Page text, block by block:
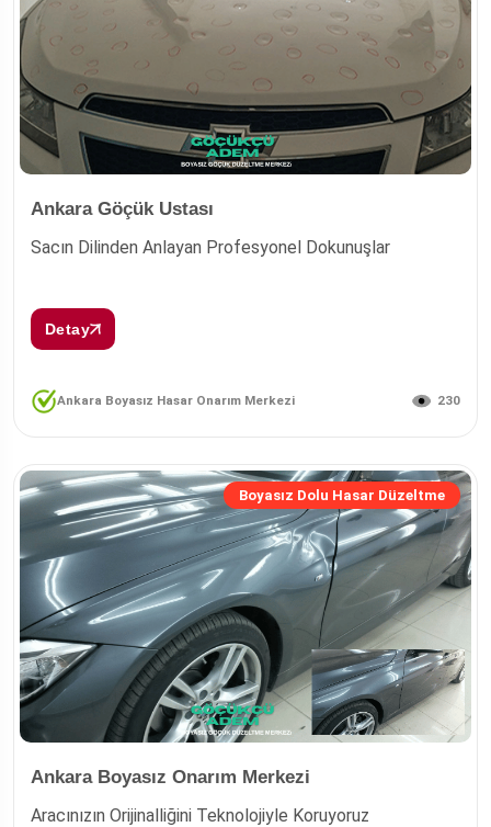
Ankara Göçük Ustası
Sacın Dilinden Anlayan Profesyonel Dokunuşlar
Detay
Ankara Boyasız Hasar Onarım Merkezi 230
Boyasız Dolu Hasar Düzeltme
Ankara Boyasız Onarım Merkezi
Aracınızın Orijinalliğini Teknolojiyle Koruyoruz